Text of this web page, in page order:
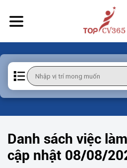
Danh sách việc
cập nhật 08/08/